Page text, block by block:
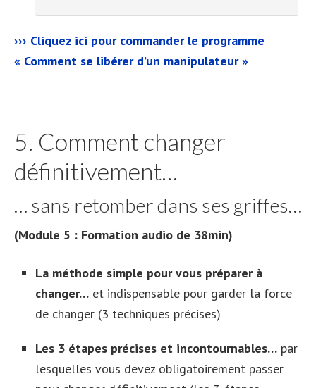
››› Cliquez ici pour commander le programme
« Comment se libérer d’un manipulateur »
5. Comment changer
définitivement…
… sans retomber dans ses griffes…
(Module 5 : Formation audio de 38min)
La méthode simple pour vous préparer à
changer… et indispensable pour garder la force
de changer (3 techniques précises)
Les 3 étapes précises et incontournables… par
lesquelles vous devez obligatoirement passer